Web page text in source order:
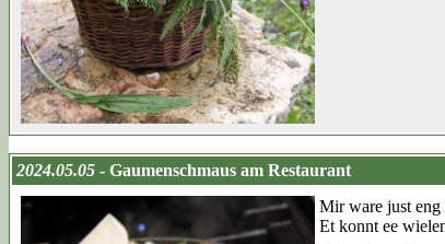
2024.05.05 - Gaumenschmaus am Restaurant
Mir ware just eng
Et konnt ee